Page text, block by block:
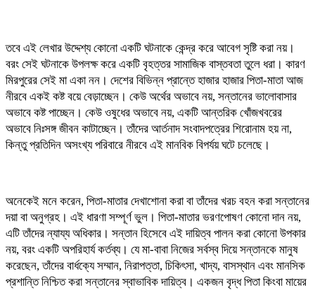
তবে এই লেখার উদ্দেশ্য কোনো একটি ঘটনাকে কেন্দ্র করে আবেগ সৃষ্টি করা নয়।
বরং সেই ঘটনাকে উপলক্ষ করে একটি বৃহত্তর সামাজিক বাস্তবতা তুলে ধরা। কারণ
মিরপুরের সেই মা একা নন। দেশের বিভিন্ন প্রান্তে হাজার হাজার পিতা-মাতা আজ
নীরবে একই কষ্ট বয়ে বেড়াচ্ছেন। কেউ অর্থের অভাবে নয়, সন্তানের ভালোবাসার
অভাবে কষ্ট পাচ্ছেন। কেউ ওষুধের অভাবে নয়, একটি আন্তরিক খোঁজখবরের
অভাবে নিঃসঙ্গ জীবন কাটাচ্ছেন। তাঁদের আর্তনাদ সংবাদপত্রের শিরোনাম হয় না,
কিন্তু প্রতিদিন অসংখ্য পরিবারে নীরবে এই মানবিক বিপর্যয় ঘটে চলেছে।
অনেকেই মনে করেন, পিতা-মাতার দেখাশোনা করা বা তাঁদের খরচ বহন করা সন্তানের
দয়া বা অনুগ্রহ। এই ধারণা সম্পূর্ণ ভুল। পিতা-মাতার ভরণপোষণ কোনো দান নয়,
এটি তাঁদের ন্যায্য অধিকার। সন্তান হিসেবে এই দায়িত্ব পালন করা কোনো উপকার
নয়, বরং একটি অপরিহার্য কর্তব্য। যে মা-বাবা নিজের সর্বস্ব দিয়ে সন্তানকে মানুষ
করেছেন, তাঁদের বার্ধক্যে সম্মান, নিরাপত্তা, চিকিৎসা, খাদ্য, বাসস্থান এবং মানসিক
প্রশান্তি নিশ্চিত করা সন্তানের স্বাভাবিক দায়িত্ব। একজন বৃদ্ধ পিতা কিংবা মায়ের